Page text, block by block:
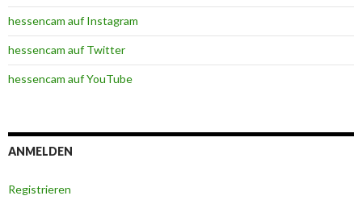
hessencam auf Instagram
hessencam auf Twitter
hessencam auf YouTube
ANMELDEN
Registrieren